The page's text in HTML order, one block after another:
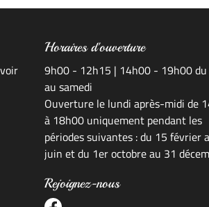
Horaires d'ouverture
9h00 - 12h15 | 14h00 - 19h00 du
au samedi
Ouverture le lundi après-midi de
à 18h00 uniquement pendant les
périodes suivantes : du 15 février
juin et du 1er octobre au 31
Rejoignez-nous